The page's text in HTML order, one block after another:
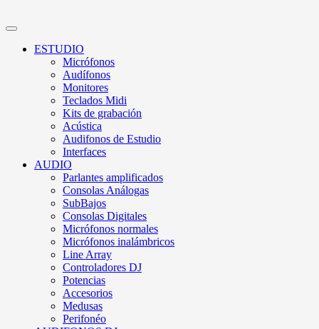
ESTUDIO
Micrófonos
Audífonos
Monitores
Teclados Midi
Kits de grabación
Acústica
Audifonos de Estudio
Interfaces
AUDIO
Parlantes amplificados
Consolas Análogas
SubBajos
Consolas Digitales
Micrófonos normales
Micrófonos inalámbricos
Line Array
Controladores DJ
Potencias
Accesorios
Medusas
Perifonéo